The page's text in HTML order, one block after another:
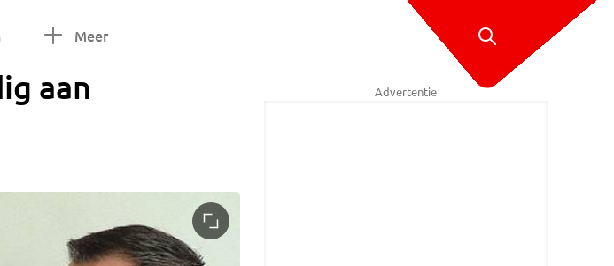
Meer
aan
Advertentie